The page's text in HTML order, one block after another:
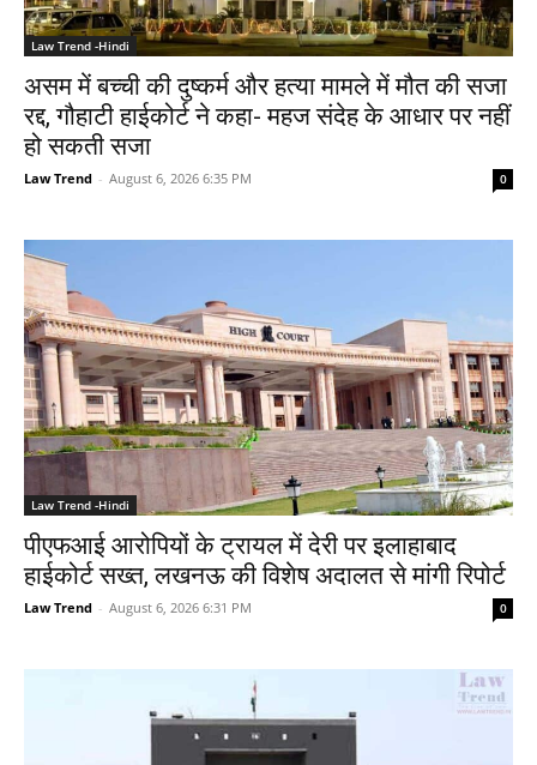
Law Trend -Hindi
असम में बच्ची की दुष्कर्म और हत्या मामले में मौत की सजा
रद्द, गौहाटी हाईकोर्ट ने कहा- महज संदेह के आधार पर नहीं
हो सकती सजा
Law Trend - August 6, 2026 6:35 PM 0
Law Trend -Hindi
पीएफआई आरोपियों के ट्रायल में देरी पर इलाहाबाद
हाईकोर्ट सख्त, लखनऊ की विशेष अदालत से मांगी रिपोर्ट
Law Trend - August 6, 2026 6:31 PM 0